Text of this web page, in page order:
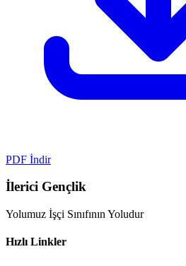
PDF İndir
İlerici Gençlik
Yolumuz İşçi Sınıfının Yoludur
Hızlı Linkler